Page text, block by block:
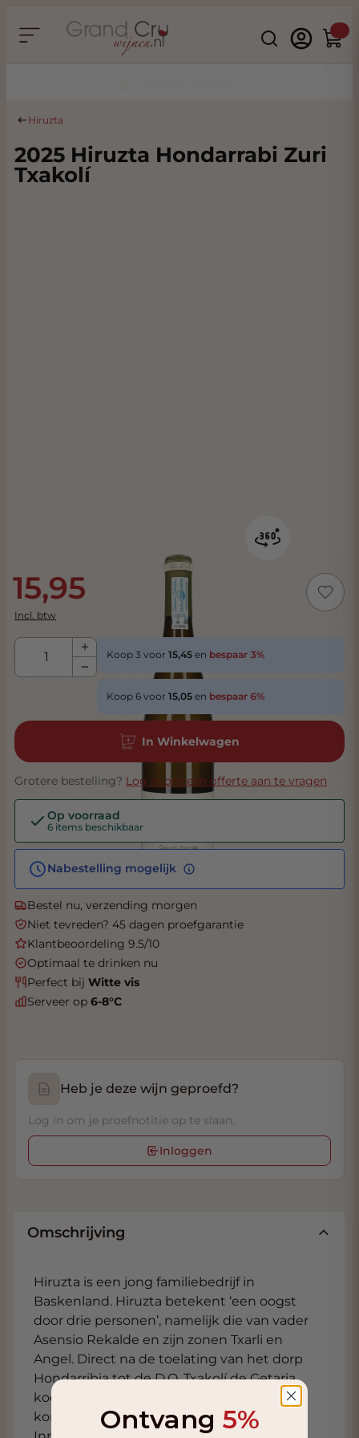
Search
Hiruzta
2025 Hiruzta Hondarrabi Zuri
Txakolí
15,95
Incl. btw
Aantal
Koop 3 voor 15,45 en bespaar 3%
Koop 6 voor 15,05 en bespaar 6%
In Winkelwagen
Grotere bestelling? Log in om een offerte aan te vragen
Op voorraad
6 items beschikbaar
Nabestelling mogelijk
Bestel nu, verzending morgen
Niet tevreden? 45 dagen proefgarantie
Klantbeoordeling 9.5/10
Optimaal te drinken nu
Perfect bij Witte vis
Serveer op 6-8°C
Heb je deze wijn geproefd?
Log in om je proefnotitie op te slaan.
Inloggen
Omschrijving
Hiruzta is een jong familiebedrijf in
Baskenland. Hiruzta betekent ‘een oogst
door drie personen’, namelijk die van vader
Asensio Rekalde en zijn zonen Txarli en
Angel. Direct na de toelating van het dorp
Hondarribia tot de D.O. Txakolí de Getaria
koopt de familie hier wijngaarden. In 2012
komen hun eerste wijnen op de markt.
Ontvang 5%